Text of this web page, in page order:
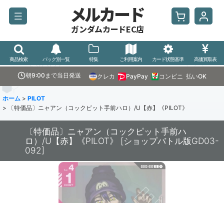
メルカード
ガンダムカードEC店
商品検索 パック別一覧 特集 ご利用案内 カード状態基準 高価買取表
朝9:00まで当日発送 クレカ PayPay コンビニ 払いOK
ホーム > PILOT
>
〔特価品〕ニャアン（コックピット手前ハロ）/U【赤】《PILOT》
〔特価品〕ニャアン（コックピット手前ハ
ロ）/U【赤】《PILOT》
[ショップバトル版GD03-
092]